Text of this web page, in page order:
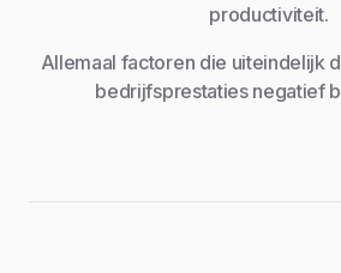
productiviteit.
Allemaal factoren die uiteindelijk
bedrijfsprestaties negatief